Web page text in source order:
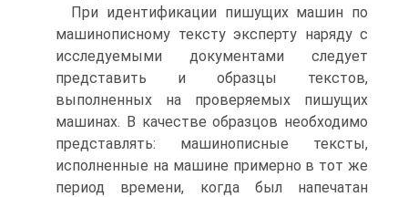
При идентификации пишущих машин по
машинописному тексту эксперту наряду с
исследуемыми документами следует
представить и образцы текстов,
выполненных на проверяемых пишущих
машинах. В качестве образцов необходимо
представлять: машинописные тексты,
исполненные на машине примерно в тот же
период времени, когда был напечатан